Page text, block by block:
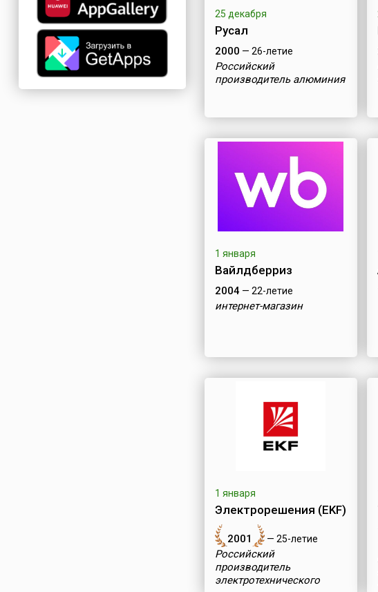
25 декабря
Русал
2000 — 26-летие
Российский
производитель алюминия
1 января
Вайлдберриз
2004— 22-летие
интернет-магазин
1 января
Электрорешения (EKF)
2001 — 25-летие
Российский
производитель
электротехнического